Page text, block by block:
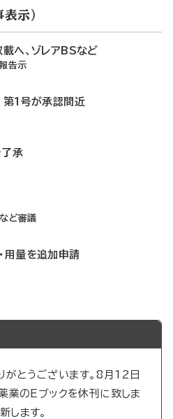
示）
へ、ゾレアBSなど
告示
第1号が承認間近
了承
ど審議
用量を追加申請
がとうございます。8月12日
薬業のEブックを休刊に致しま
します。